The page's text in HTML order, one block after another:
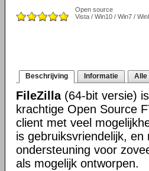
Open source
Vista / Win10 / Win7 /
Beschrijving Informatie Alle
FileZilla(64-bit versie)
krachtige Open Source
client met veel
is gebruiksvriendelijk, en
ondersteuning voor
als mogelijk ontworpen.